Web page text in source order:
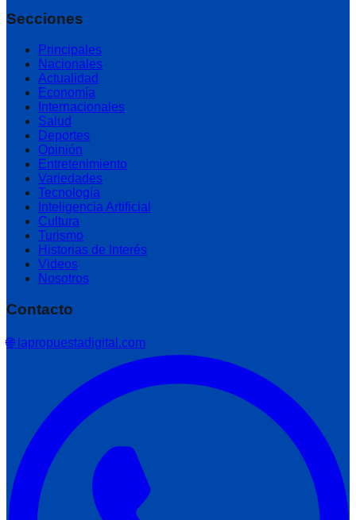
Secciones
Principales
Nacionales
Actualidad
Economía
Internacionales
Salud
Deportes
Opinión
Entretenimiento
Variedades
Tecnología
Inteligencia Artificial
Cultura
Turismo
Historias de Interés
Videos
Nosotros
Contacto
🌐 lapropuestadigital.com